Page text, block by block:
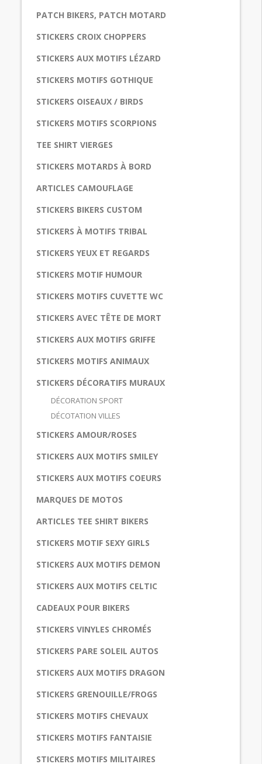
PATCH BIKERS, PATCH MOTARD
STICKERS CROIX CHOPPERS
STICKERS AUX MOTIFS LÉZARD
STICKERS MOTIFS GOTHIQUE
STICKERS OISEAUX / BIRDS
STICKERS MOTIFS SCORPIONS
TEE SHIRT VIERGES
STICKERS MOTARDS À BORD
ARTICLES CAMOUFLAGE
STICKERS BIKERS CUSTOM
STICKERS À MOTIFS TRIBAL
STICKERS YEUX ET REGARDS
STICKERS MOTIF HUMOUR
STICKERS MOTIFS CUVETTE WC
STICKERS AVEC TÊTE DE MORT
STICKERS AUX MOTIFS GRIFFE
STICKERS MOTIFS ANIMAUX
STICKERS DÉCORATIFS MURAUX
DÉCORATION SPORT
DÉCOTATION VILLES
STICKERS AMOUR/ROSES
STICKERS AUX MOTIFS SMILEY
STICKERS AUX MOTIFS COEURS
MARQUES DE MOTOS
ARTICLES TEE SHIRT BIKERS
STICKERS MOTIF SEXY GIRLS
STICKERS AUX MOTIFS DEMON
STICKERS AUX MOTIFS CELTIC
CADEAUX POUR BIKERS
STICKERS VINYLES CHROMÉS
STICKERS PARE SOLEIL AUTOS
STICKERS AUX MOTIFS DRAGON
STICKERS GRENOUILLE/FROGS
STICKERS MOTIFS CHEVAUX
STICKERS MOTIFS FANTAISIE
STICKERS MOTIFS MILITAIRES